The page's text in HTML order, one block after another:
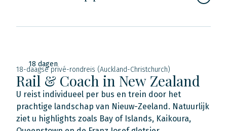
18 dagen
18-daagse privé-rondreis (Auckland-Christchurch)
Rail & Coach in New Zealand
U reist individueel per bus en trein door het
prachtige landschap van Nieuw-Zeeland. Natuurlijk
ziet u highlights zoals Bay of Islands, Kaikoura,